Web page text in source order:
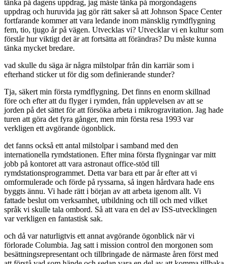
tänka på dagens uppdrag, jag måste tänka på morgondagens
uppdrag och huruvida jag gör rätt saker så att Johnson Space Center
fortfarande kommer att vara ledande inom mänsklig rymdflygning
fem, tio, tjugo år på vägen. Utvecklas vi? Utvecklar vi en kultur som
förstår hur viktigt det är att fortsätta att förändras? Du måste kunna
tänka mycket bredare.
vad skulle du säga är några milstolpar från din karriär som i
efterhand sticker ut för dig som definierande stunder?
Tja, säkert min första rymdflygning. Det finns en enorm skillnad
före och efter att du flyger i rymden, från upplevelsen av att se
jorden på det sättet för att försöka arbeta i mikrogravitation. Jag hade
turen att göra det fyra gånger, men min första resa 1993 var
verkligen ett avgörande ögonblick.
det fanns också ett antal milstolpar i samband med den
internationella rymdstationen. Efter mina första flygningar var mitt
jobb på kontoret att vara astronaut office-stöd till
rymdstationsprogrammet. Detta var bara ett par år efter att vi
omformulerade och förde på ryssarna, så ingen hårdvara hade ens
byggts ännu. Vi hade rätt i början av att arbeta igenom allt. Vi
fattade beslut om verksamhet, utbildning och till och med vilket
språk vi skulle tala ombord. Så att vara en del av ISS-utvecklingen
var verkligen en fantastisk sak.
och då var naturligtvis ett annat avgörande ögonblick när vi
förlorade Columbia. Jag satt i mission control den morgonen som
besättningsrepresentant och tillbringade de närmaste åren först med